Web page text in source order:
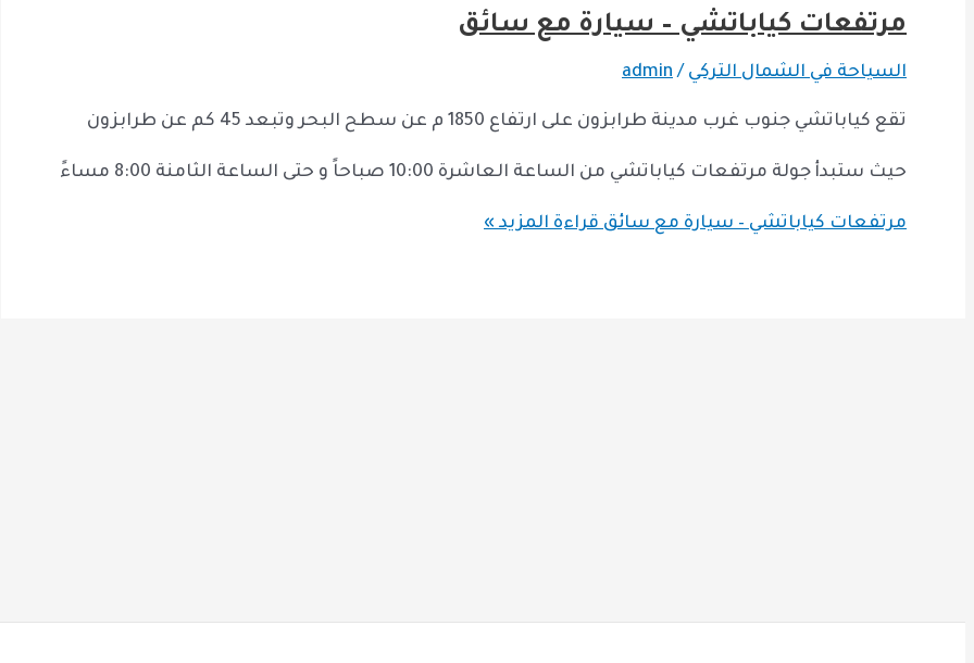
مرتفعات كياباتشي – سيارة مع سائق
السياحة في الشمال التركي /
admin
تقع كياباتشي جنوب غرب مدينة طرابزون على ارتفاع 1850 م عن سطح البحر وتبعد 45 كم عن طرابزون
حيث ستبدأ جولة مرتفعات كياباتشي من الساعة العاشرة 10:00 صباحاً و حتى الساعة الثامنة 8:00 مساءً
مرتفعات كياباتشي – سيارة مع سائققراءة المزيد »